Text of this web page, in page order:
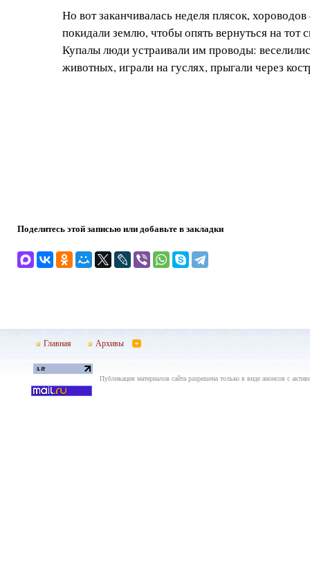
Но вот заканчивалась неделя плясок,
покидали землю, чтобы опять вернуться на тот
Купалы люди устраивали им проводы:
животных, играли на гуслях, прыгали через
Поделитесь этой записью или добавьте в закладки
Главная Архивы
Публикация материалов сайта разрешена только в виде анонсов с